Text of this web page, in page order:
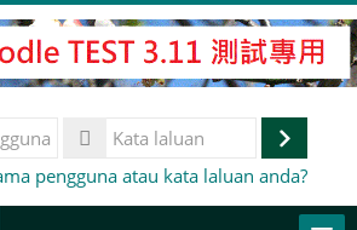
Log
pengguna atau kata laluan anda?